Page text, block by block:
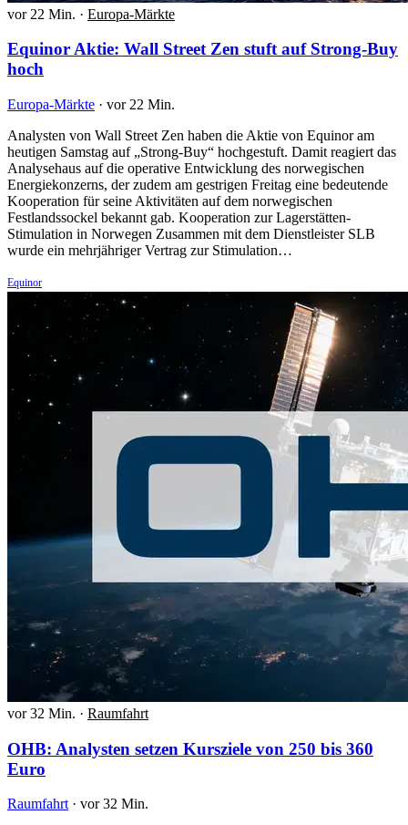
vor 22 Min. · Europa-Märkte
Equinor Aktie: Wall Street Zen stuft auf Strong-Buy
hoch
Europa-Märkte · vor 22 Min.
Analysten von Wall Street Zen haben die Aktie von Equinor am
heutigen Samstag auf „Strong-Buy“ hochgestuft. Damit reagiert das
Analysehaus auf die operative Entwicklung des norwegischen
Energiekonzerns, der zudem am gestrigen Freitag eine bedeutende
Kooperation für seine Aktivitäten auf dem norwegischen
Festlandssockel bekannt gab. Kooperation zur Lagerstätten-
Stimulation in Norwegen Zusammen mit dem Dienstleister SLB
wurde ein mehrjähriger Vertrag zur Stimulation…
Equinor
vor 32 Min. · Raumfahrt
OHB: Analysten setzen Kursziele von 250 bis 360
Euro
Raumfahrt · vor 32 Min.